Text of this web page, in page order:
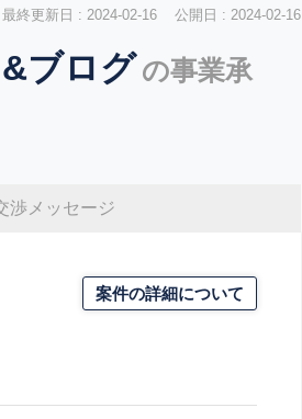
最終更新日 : 2024-02-16 公開日 : 2024-02-16
ブログ の事業承
渉メッセージ
案件の詳細について